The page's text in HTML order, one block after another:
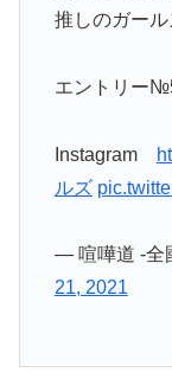
推しのガー
エントリー
Instagram
ルズ
— 喧嘩道 -全
21, 2021